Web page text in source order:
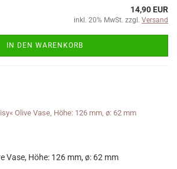
14,90 EUR
inkl. 20% MwSt. zzgl. Versand
IN DEN WARENKORB
Vase, Höhe: 126 mm, ø: 62 mm